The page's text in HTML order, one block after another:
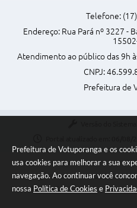
Prefeitura de Votuporanga e os
usa cookies para melhorar a sua
navegação. Ao continuar você
nossa Política de Cookies e
Telefone:
Endereço: Rua Pará nº 3227 -
Atendimento ao público das 9h
CNPJ:
Prefeitura de
Copyright Instar - 2006-2026. Todos os
Instar Tecnologia